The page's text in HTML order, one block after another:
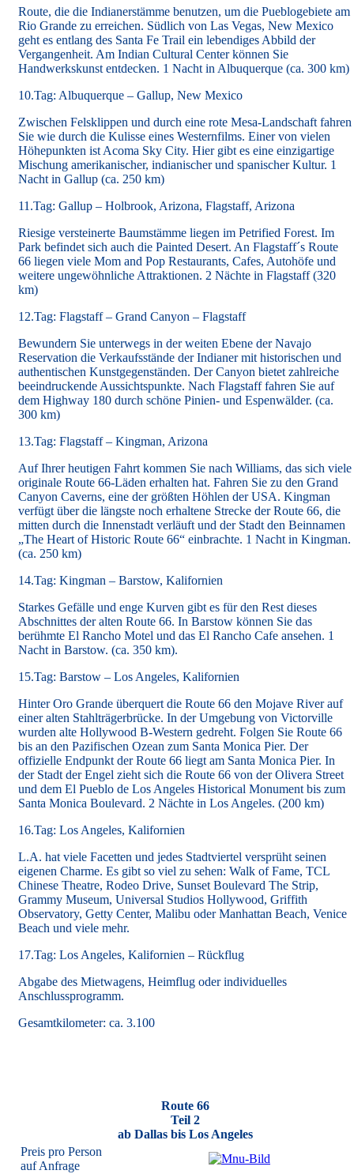
Route, die die Indianerstämme benutzen, um die Pueblogebiete am
Rio Grande zu erreichen. Südlich von Las Vegas, New Mexico
geht es entlang des Santa Fe Trail ein lebendiges Abbild der
Vergangenheit. Am Indian Cultural Center können Sie
Handwerkskunst entdecken. 1 Nacht in Albuquerque (ca. 300 km)
10.Tag: Albuquerque – Gallup, New Mexico
Zwischen Felsklippen und durch eine rote Mesa-Landschaft fahren
Sie wie durch die Kulisse eines Westernfilms. Einer von vielen
Höhepunkten ist Acoma Sky City. Hier gibt es eine einzigartige
Mischung amerikanischer, indianischer und spanischer Kultur. 1
Nacht in Gallup (ca. 250 km)
11.Tag: Gallup – Holbrook, Arizona, Flagstaff, Arizona
Riesige versteinerte Baumstämme liegen im Petrified Forest. Im
Park befindet sich auch die Painted Desert. An Flagstaff´s Route
66 liegen viele Mom and Pop Restaurants, Cafes, Autohöfe und
weitere ungewöhnliche Attraktionen. 2 Nächte in Flagstaff (320
km)
12.Tag: Flagstaff – Grand Canyon – Flagstaff
Bewundern Sie unterwegs in der weiten Ebene der Navajo
Reservation die Verkaufsstände der Indianer mit historischen und
authentischen Kunstgegenständen. Der Canyon bietet zahlreiche
beeindruckende Aussichtspunkte. Nach Flagstaff fahren Sie auf
dem Highway 180 durch schöne Pinien- und Espenwälder. (ca.
300 km)
13.Tag: Flagstaff – Kingman, Arizona
Auf Ihrer heutigen Fahrt kommen Sie nach Williams, das sich viele
originale Route 66-Läden erhalten hat. Fahren Sie zu den Grand
Canyon Caverns, eine der größten Höhlen der USA. Kingman
verfügt über die längste noch erhaltene Strecke der Route 66, die
mitten durch die Innenstadt verläuft und der Stadt den Beinnamen
„The Heart of Historic Route 66“ einbrachte. 1 Nacht in Kingman.
(ca. 250 km)
14.Tag: Kingman – Barstow, Kalifornien
Starkes Gefälle und enge Kurven gibt es für den Rest dieses
Abschnittes der alten Route 66. In Barstow können Sie das
berühmte El Rancho Motel und das El Rancho Cafe ansehen. 1
Nacht in Barstow. (ca. 350 km).
15.Tag: Barstow – Los Angeles, Kalifornien
Hinter Oro Grande überquert die Route 66 den Mojave River auf
einer alten Stahlträgerbrücke. In der Umgebung von Victorville
wurden alte Hollywood B-Western gedreht. Folgen Sie Route 66
bis an den Pazifischen Ozean zum Santa Monica Pier. Der
offizielle Endpunkt der Route 66 liegt am Santa Monica Pier. In
der Stadt der Engel zieht sich die Route 66 von der Olivera Street
und dem El Pueblo de Los Angeles Historical Monument bis zum
Santa Monica Boulevard. 2 Nächte in Los Angeles. (200 km)
16.Tag: Los Angeles, Kalifornien
L.A. hat viele Facetten und jedes Stadtviertel versprüht seinen
eigenen Charme. Es gibt so viel zu sehen: Walk of Fame, TCL
Chinese Theatre, Rodeo Drive, Sunset Boulevard The Strip,
Grammy Museum, Universal Studios Hollywood, Griffith
Observatory, Getty Center, Malibu oder Manhattan Beach, Venice
Beach und viele mehr.
17.Tag: Los Angeles, Kalifornien – Rückflug
Abgabe des Mietwagens, Heimflug oder individuelles
Anschlussprogramm.
Gesamtkilometer: ca. 3.100
Route 66
Teil 2
ab Dallas bis Los Angeles
Preis pro Person
auf Anfrage